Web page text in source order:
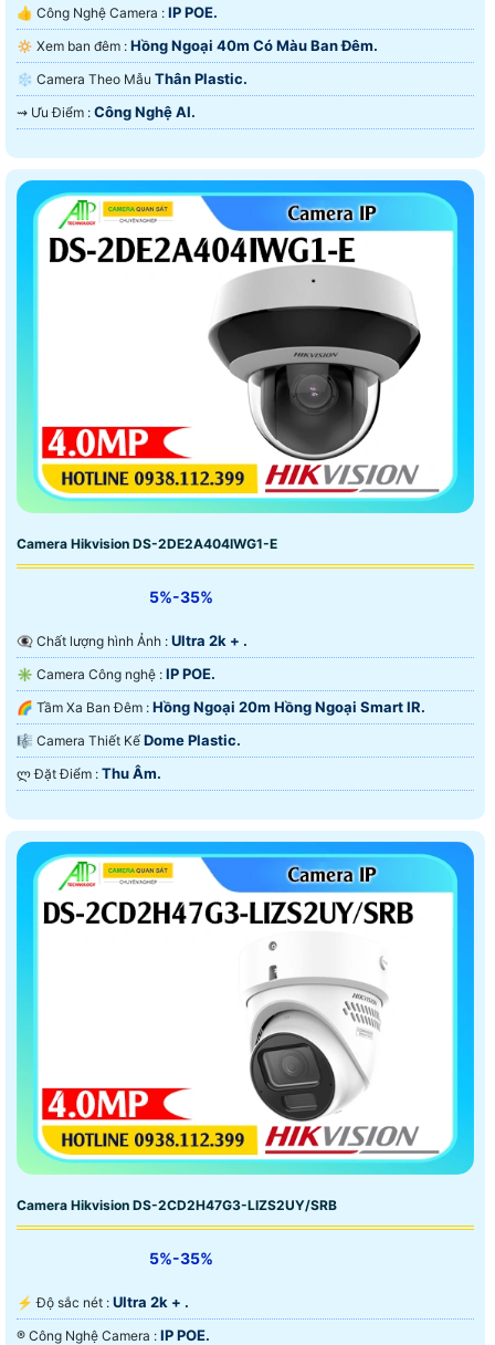
👍 Công Nghệ Camera : IP POE.
🔅 Xem ban đêm : Hồng Ngoại 40m Có Màu Ban Ðêm.
❄ Camera Theo Mẫu Thân Plastic.
️⇝ Ưu Điểm : Công Nghệ AI.
Camera Hikvision DS-2DE2A404IWG1-E
5%-35%
👁️‍🗨 Chất lượng hình Ảnh : Ultra 2k + .
✳️ Camera Công nghệ : IP POE.
🌈 Tầm Xa Ban Đêm : Hồng Ngoại 20m Hồng Ngoại Smart IR.
🎼️ Camera Thiết Kế Dome Plastic.
️ლ Đặt Điểm : Thu Âm.
Camera Hikvision DS-2CD2H47G3-LIZS2UY/SRB
5%-35%
️⚡ Độ sắc nét : Ultra 2k + .
®️ Công Nghệ Camera : IP POE.